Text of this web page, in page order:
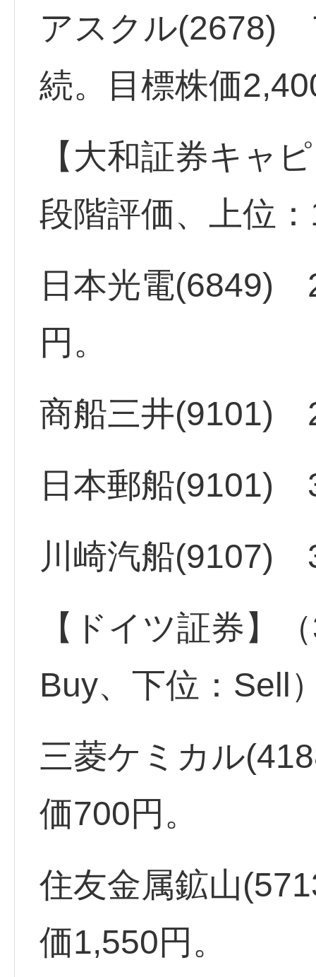
アスクル(2678)
続。目標株価
【大和証券キャ
段階評価、上位
日本光電(6849)
円。
商船三井(9101)
日本郵船
川崎汽船(9107)
【ドイツ証券】
Buy、下位：
三菱ケミカル
価700円。
住友金属鉱山
価1,550円。